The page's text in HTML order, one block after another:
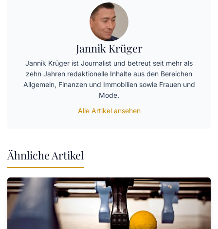
Jannik Krüger
Jannik Krüger ist Journalist und betreut seit mehr als
zehn Jahren redaktionelle Inhalte aus den Bereichen
Allgemein, Finanzen und Immobilien sowie Frauen und
Mode.
Alle Artikel ansehen
Ähnliche Artikel